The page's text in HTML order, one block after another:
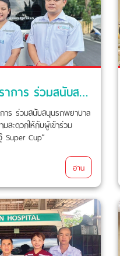
รพ.บางปะกอกสมุทรปราการ ร่วมสนับสนุน รถพยาบาล และ ทีมพยาบาลฉุกเฉิน
าร ร่วมสนับสนุนรถพยาบาล
สะดวกให้กับผู้เข้าร่วม
Super Cup”
อ่าน